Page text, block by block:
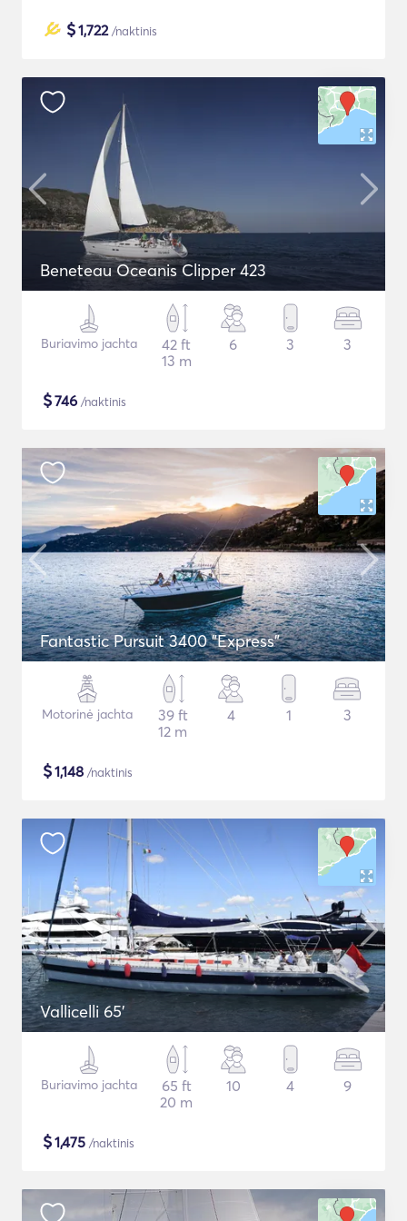
$1,722/naktinis
Beneteau Oceanis Clipper 423
Buriavimo jachta
42 ft
13 m
6 3 3
$746 /naktinis
Fantastic Pursuit 3400 "Express"
Motorinė jachta
39 ft
12 m
4 1 3
$1,148 /naktinis
Vallicelli 65'
Buriavimo jachta
65 ft
20 m
10 4 9
$1,475 /naktinis